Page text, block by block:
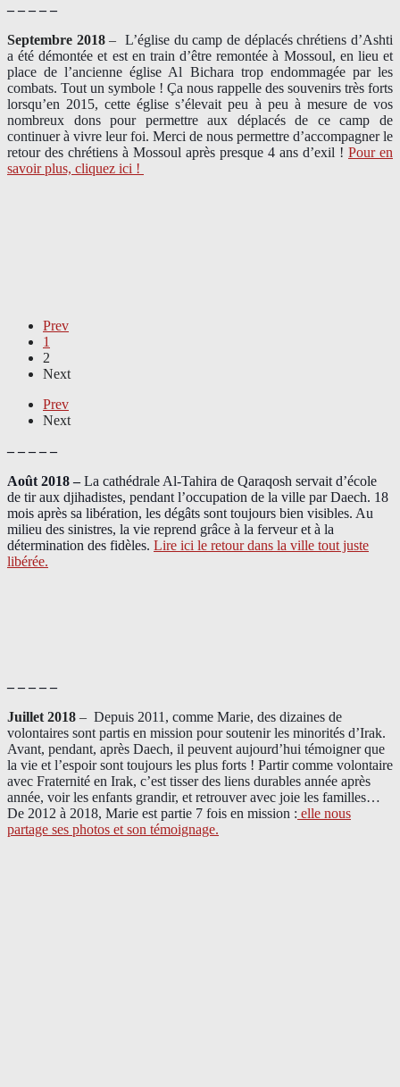
– – – – –
Septembre 2018– L’église du camp de déplacés chrétiens d’Ashti
a été démontée et est en train d’être remontée à Mossoul, en lieu et
place de l’ancienne église Al Bichara trop endommagée par les
combats. Tout un symbole ! Ça nous rappelle des souvenirs très forts
lorsqu’en 2015, cette église s’élevait peu à peu à mesure de vos
nombreux dons pour permettre aux déplacés de ce camp de
continuer à vivre leur foi. Merci de nous permettre d’accompagner le
retour des chrétiens à Mossoul après presque 4 ans d’exil ! Pour en
savoir plus, cliquez ici !
Prev
1
2
Next
Prev
Next
– – – – –
Août 2018–La cathédrale Al-Tahira de Qaraqosh servait d’école
de tir aux djihadistes, pendant l’occupation de la ville par Daech. 18
mois après sa libération, les dégâts sont toujours bien visibles. Au
milieu des sinistres, la vie reprend grâce à la ferveur et à la
détermination des fidèles. Lire ici le retour dans la ville tout juste
libérée.
– – – – –
Juillet 2018 – Depuis 2011, comme Marie, des dizaines de
volontaires sont partis en mission pour soutenir les minorités d’Irak.
Avant, pendant, après Daech, il peuvent aujourd’hui témoigner que
la vie et l’espoir sont toujours les plus forts ! Partir comme volontaire
avec Fraternité en Irak, c’est tisser des liens durables année après
année, voir les enfants grandir, et retrouver avec joie les familles…
De 2012 à 2018, Marie est partie 7 fois en mission : elle nous
partage ses photos et son témoignage.